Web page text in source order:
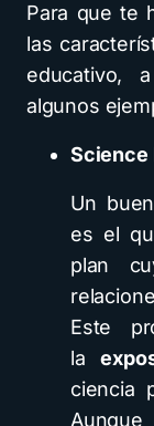
Para que te
las
educativo,
algunos
Science
Un
es el
plan
Este
la
ciencia